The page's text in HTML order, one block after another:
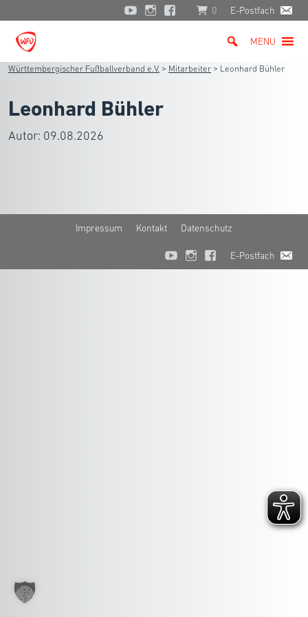
0 E-Postfach
MENU
Württembergischer Fußballverband e.V. > Mitarbeiter > Leonhard Bühler
Leonhard Bühler
Autor: 09.08.2026
Impressum Kontakt Datenschutz
E-Postfach